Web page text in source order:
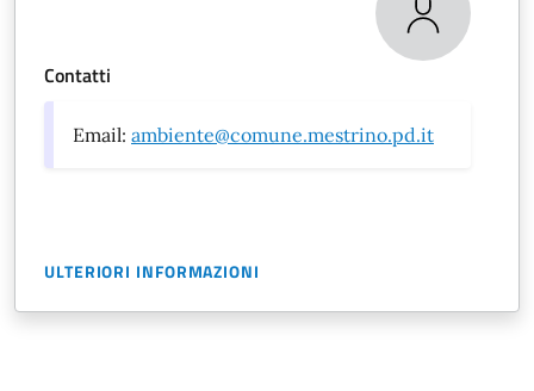
Contatti
Email: ambiente@comune.mestrino.pd.it
ULTERIORI INFORMAZIONI